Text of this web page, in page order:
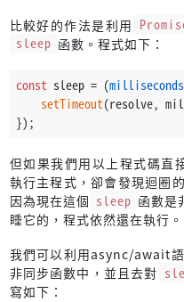
比較好的作法是利用
sleep 函數。程式如下：
const sleep = (milliseconds
setTimeout(resolve,
});
但如果我們用以上程式碼直
執行主程式，卻會發現迴圈
因為現在這個 sleep 函數
睡它的，程式依然還在執行。
我們可以利用async/await
非同步函數中，並且去對
寫如下：